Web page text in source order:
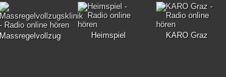
Massregelvollzugsklinik Heimspiel KARO Graz